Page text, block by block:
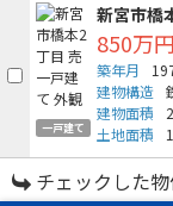
一戸建て
新宮市橋
850万円
築年月
建物構造
建物面積
土地面積
チェックした